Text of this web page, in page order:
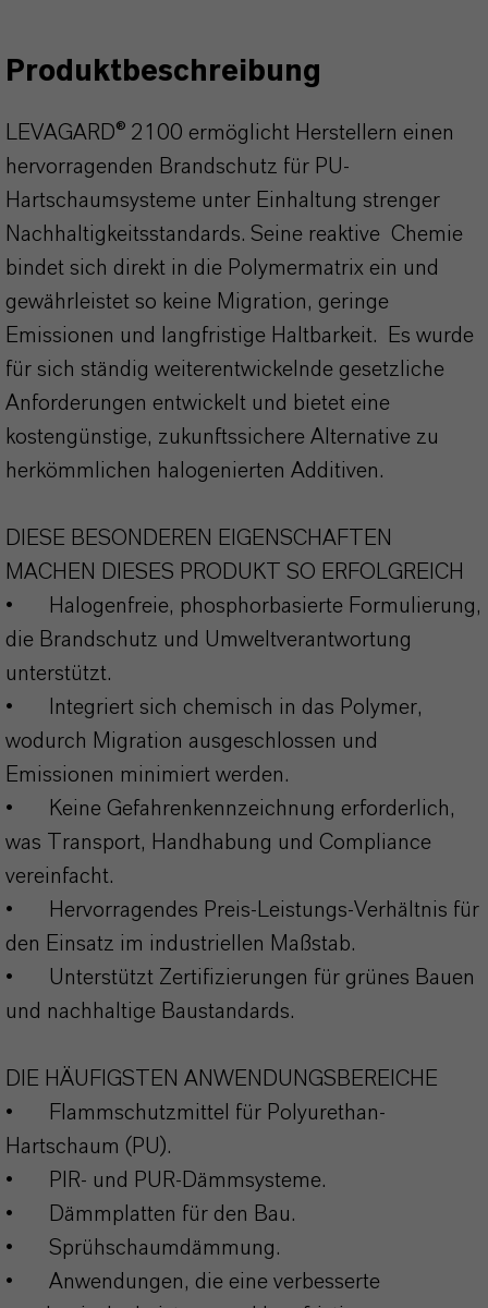
Produktbeschreibung
LEVAGARD® 2100 ermöglicht Herstellern einen
hervorragenden Brandschutz für PU-
Hartschaumsysteme unter Einhaltung strenger
Nachhaltigkeitsstandards. Seine reaktive Chemie
bindet sich direkt in die Polymermatrix ein und
gewährleistet so keine Migration, geringe
Emissionen und langfristige Haltbarkeit. Es wurde
für sich ständig weiterentwickelnde gesetzliche
Anforderungen entwickelt und bietet eine
kostengünstige, zukunftssichere Alternative zu
herkömmlichen halogenierten Additiven.
DIESE BESONDEREN EIGENSCHAFTEN
MACHEN DIESES PRODUKT SO ERFOLGREICH
•
Halogenfreie, phosphorbasierte Formulierung,
die Brandschutz und Umweltverantwortung
unterstützt.
•
Integriert sich chemisch in das Polymer,
wodurch Migration ausgeschlossen und
Emissionen minimiert werden.
•
Keine Gefahrenkennzeichnung erforderlich,
was Transport, Handhabung und Compliance
vereinfacht.
•
Hervorragendes Preis-Leistungs-Verhältnis für
den Einsatz im industriellen Maßstab.
•
Unterstützt Zertifizierungen für grünes Bauen
und nachhaltige Baustandards.
DIE HÄUFIGSTEN ANWENDUNGSBEREICHE
•
Flammschutzmittel für Polyurethan-
Hartschaum (PU).
•
PIR- und PUR-Dämmsysteme.
•
Dämmplatten für den Bau.
•
Sprühschaumdämmung.
•
Anwendungen, die eine verbesserte